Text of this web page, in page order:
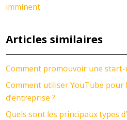
imminent
Articles similaires
Comment promouvoir une start-
Comment utiliser YouTube pour
d’entreprise ?
Quels sont les principaux types